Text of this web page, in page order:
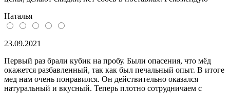
Наталья
23.09.2021
Первый раз брали кубик на пробу. Были опасения, что мёд
окажется разбавленный, так как был печальный опыт. В итоге
мед нам очень понравился. Он действительно оказался
натуральный и вкусный. Теперь плотно сотрудничаем с